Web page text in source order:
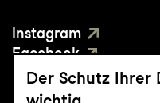
Instagram
Facebook
YouTube
Der Schutz Ihrer